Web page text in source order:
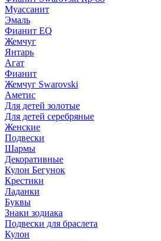
Муассанит
Эмаль
Фианит EQ
Жемчуг
Янтарь
Агат
Фианит
Жемчуг Swarovski
Аметис
Для детей золотые
Для детей серебряные
Женские
Подвески
Шармы
Декоративные
Кулон Бегунок
Крестики
Ладанки
Буквы
Знаки зодиака
Подвески для браслета
Кулон